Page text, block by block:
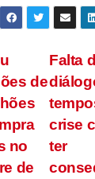
Falta
crise
ter
de
no
de